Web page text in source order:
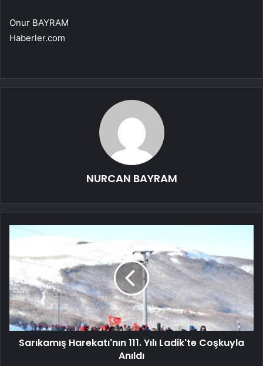
Onur BAYRAM
Haberler.com
NURCAN BAYRAM
Sarıkamış Harekatı'nın 111. Yılı Ladik'te Coşkuyla
Anıldı